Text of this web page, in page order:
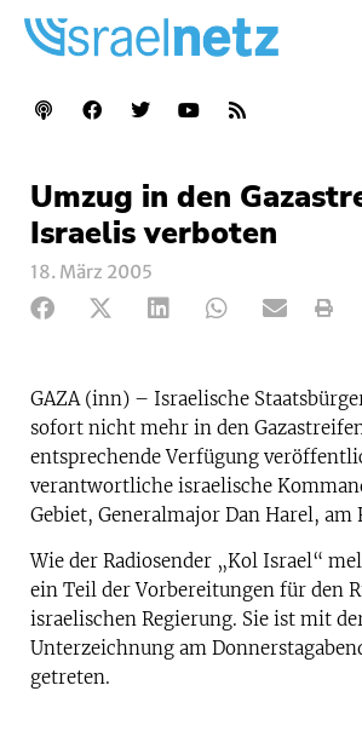
Umzug in den
Israelis verboten
18. März 2005
GAZA (inn) – Israelische
sofort nicht mehr in den
entsprechende Verfügung
verantwortliche israelische
Gebiet, Generalmajor Dan Harel, am
Wie der Radiosender „Kol Israel“
ein Teil der Vorbereitungen für den
israelischen Regierung. Sie ist mit
Unterzeichnung am
getreten.